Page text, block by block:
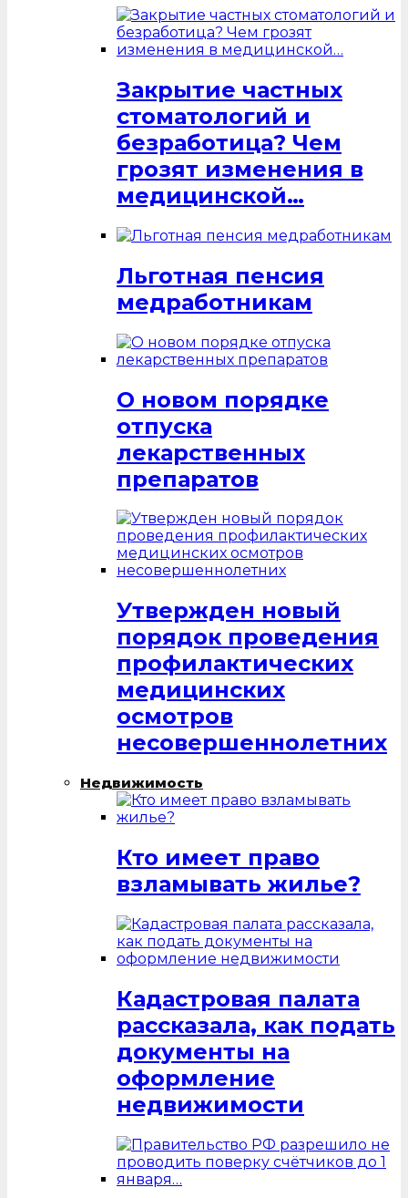
Закрытие частных
стоматологий и
безработица? Чем
грозят изменения в
медицинской…
Льготная пенсия
медработникам
О новом порядке
отпуска
лекарственных
препаратов
Утвержден новый
порядок проведения
профилактических
медицинских
осмотров
несовершеннолетних
Недвижимость
Кто имеет право
взламывать жилье?
Кадастровая палата
рассказала, как подать
документы на
оформление
недвижимости